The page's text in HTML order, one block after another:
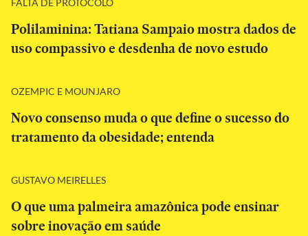
Polilaminina: Tatiana Sampaio mostra dados de
uso compassivo e desdenha de novo estudo
OZEMPIC E MOUNJARO
Novo consenso muda o que define o sucesso do
tratamento da obesidade; entenda
GUSTAVO MEIRELLES
O que uma palmeira amazônica pode ensinar
sobre inovação em saúde